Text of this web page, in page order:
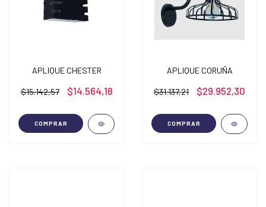
APLIQUE CHESTER
$15.142,57 $14.564,18
COMPRAR
APLIQUE CORUÑA
$31.137,21 $29.952,30
COMPRAR